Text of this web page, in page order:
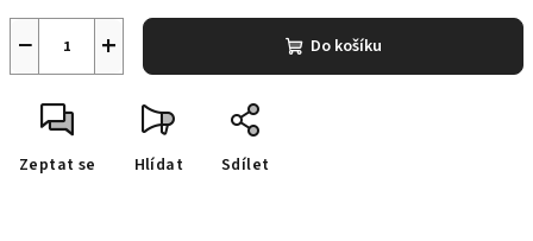
+
− Do košíku
Zeptat se Hlídat Sdílet